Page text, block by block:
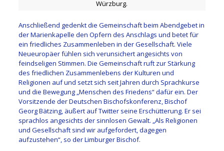
Würzburg.
Anschließend gedenkt die Gemeinschaft beim Abendgebet in
der Marienkapelle den Opfern des Anschlags und betet für
ein friedliches Zusammenleben in der Gesellschaft. Viele
Neueuropäer fühlen sich verunsichert angesichts von
feindseligen Stimmen. Die Gemeinschaft ruft zur Stärkung
des friedlichen Zusammenlebens der Kulturen und
Religionen auf und setzt sich seit Jahren durch Sprachkurse
und die Bewegung „Menschen des Friedens“ dafür ein. Der
Vorsitzende der Deutschen Bischofskonferenz, Bischof
Georg Bätzing, äußert auf Twitter seine Erschütterung. Er sei
sprachlos angesichts der sinnlosen Gewalt. „Als Religionen
und Gesellschaft sind wir aufgefordert, dagegen
aufzustehen“, so der Limburger Bischof.